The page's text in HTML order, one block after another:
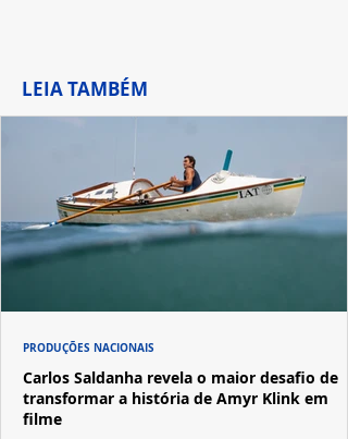
LEIA TAMBÉM
Carlos Saldanha revela o maior desafio de
transformar a história de Amyr Klink em
filme
PRODUÇÕES NACIONAIS